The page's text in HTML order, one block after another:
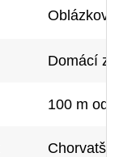
Domácí
100 m od